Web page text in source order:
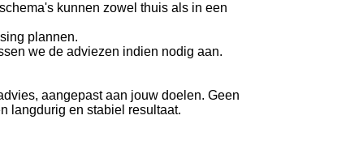
kunnen zowel thuis als in een
plannen.
we de adviezen indien nodig aan.
aangepast aan jouw doelen. Geen
langdurig en stabiel resultaat.